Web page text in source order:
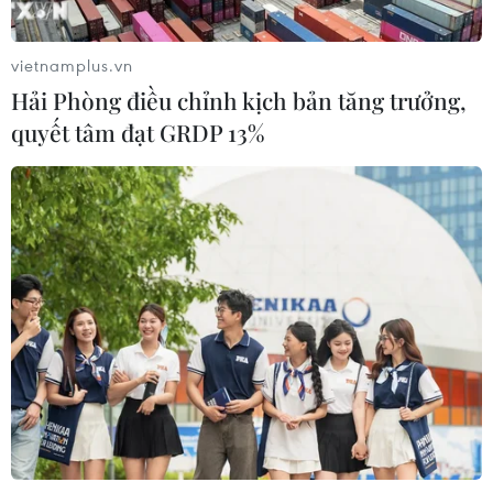
Cố vấn quân sự Iran tiết
lộ sốc, tuyên bố hàng
trăm binh sĩ Mỹ đã thiệt
mạng
Cố vấn quân sự của Lãnh
tụ Tối cao Iran Mojtaba
Khamenei, ông Mohsen
nhận thưởng 2 tỷ đồng
sau thắng lợi trước
Indonesia
Đội tuyển Việt Nam được
thưởng 2 tỷ đồng sau
chiến thắng 3-0 trước
vietnamplus.vn
Hải Phòng điều chỉnh kịch bản tăng trưởng,
quyết tâm đạt GRDP 13%